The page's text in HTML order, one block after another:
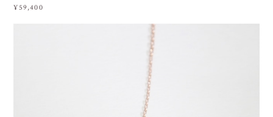
¥59,400